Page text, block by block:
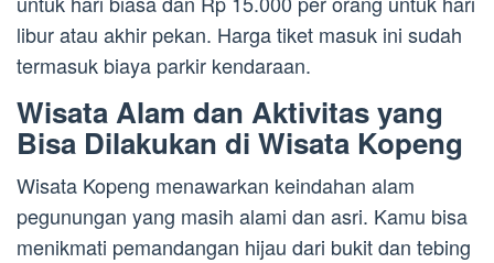
libur atau akhir pekan. Harga tiket masuk ini sudah
termasuk biaya parkir kendaraan.
Wisata Alam dan Aktivitas yang
Bisa Dilakukan di Wisata Kopeng
Wisata Kopeng menawarkan keindahan alam
pegunungan yang masih alami dan asri. Kamu bisa
menikmati pemandangan hijau dari bukit dan tebing